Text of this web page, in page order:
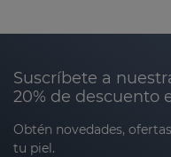
Suscríbete a
20% de descuento
Obtén novedades,
tu piel.